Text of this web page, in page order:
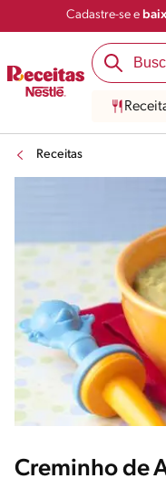
Cadastre-se e
Receitas
Salvar
Creminho de